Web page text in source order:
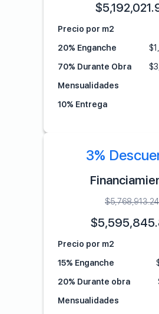
$
Precio por m2
20% Enganche
$
70% Durante Obra
$
Mensualidades
10% Entrega
3%
$5,768,913.24
$
Precio por m2
15% Enganche
20% Durante obra
Mensualidades